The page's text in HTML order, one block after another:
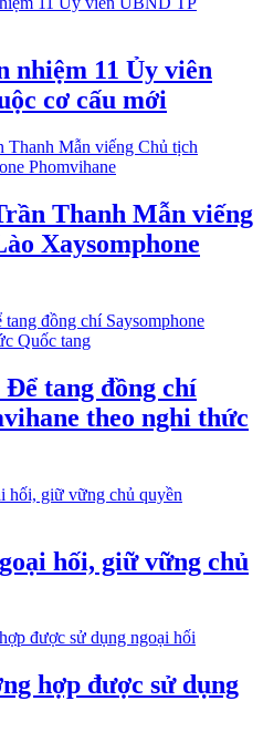
nhiệm 11 Ủy viên
cơ cấu mới
Thanh Mẫn viếng
Xaysomphone
tang đồng chí
theo nghi thức
hối, giữ vững chủ
hợp được sử dụng